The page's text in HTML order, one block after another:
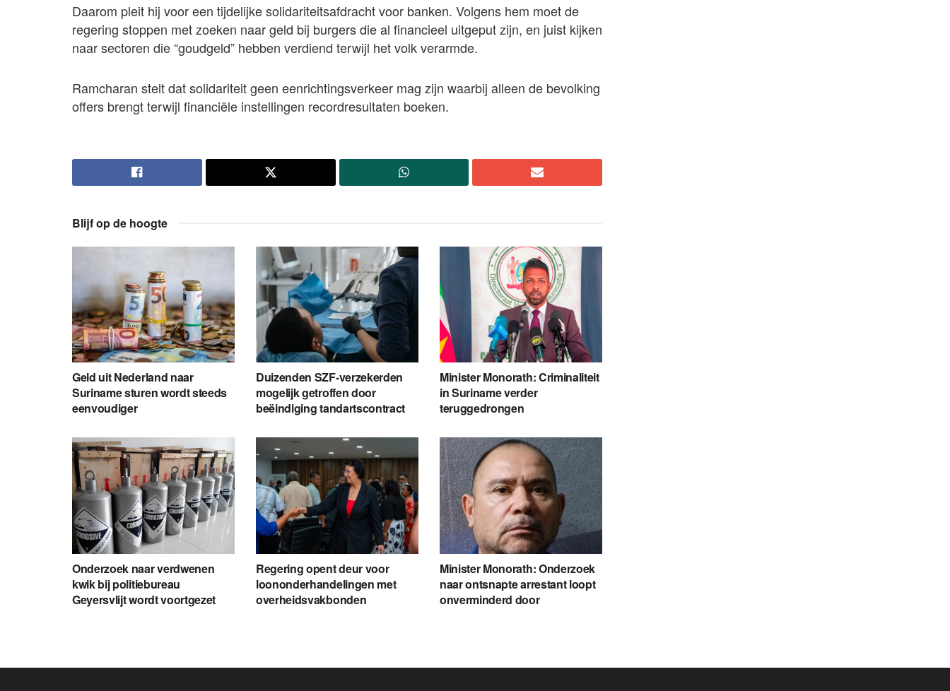
Daarom pleit hij voor een tijdelijke solidariteitsafdracht voor banken. Volgens hem moet de
regering stoppen met zoeken naar geld bij burgers die al financieel uitgeput zijn, en juist kijken
naar sectoren die “goudgeld” hebben verdiend terwijl het volk verarmde.
Ramcharan stelt dat solidariteit geen eenrichtingsverkeer mag zijn waarbij alleen de bevolking
offers brengt terwijl financiële instellingen recordresultaten boeken.
Blijf op de hoogte
Geld uit Nederland naar
Suriname sturen wordt steeds
eenvoudiger
Duizenden SZF-verzekerden
mogelijk getroffen door
beëindiging tandartscontract
Minister Monorath: Criminaliteit
in Suriname verder
teruggedrongen
Onderzoek naar verdwenen
kwik bij politiebureau
Geyersvlijt wordt voortgezet
Regering opent deur voor
loononderhandelingen met
overheidsvakbonden
Minister Monorath: Onderzoek
naar ontsnapte arrestant loopt
onverminderd door